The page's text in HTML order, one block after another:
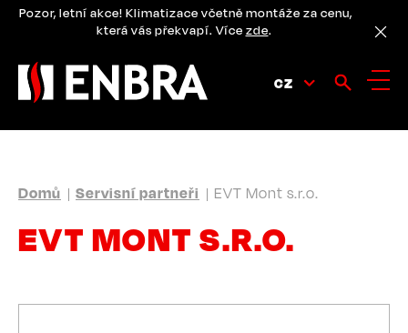
PřejítPozor, letní akce! Klimatizace včetně montáže za cenu,
která vás překvapí. Více zde.
CZ
DROBEČKOVÁ
NAVIGACE
Domů Servisní partneři EVT Mont s.r.o.
EVT MONT S.R.O.